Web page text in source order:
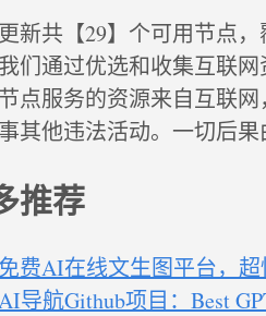
新共【29】个可用节点
们通过优选和收集互联
点服务的资源来自互联
其他违法活动。一切后果
推荐
免费AI在线文生图平台，
导航Github项目：Best